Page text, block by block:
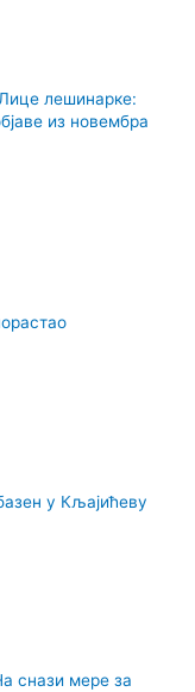
лешинарке:
из новембра
у Кљајићеву
снази мере за